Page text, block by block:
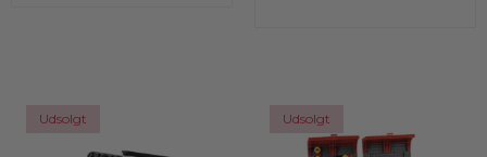
Udsolgt Udsolgt